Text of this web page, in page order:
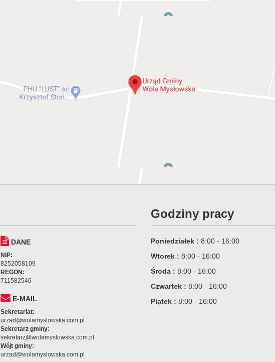
DANE
NIP:
8252058109
REGON:
711582546
E-MAIL
Sekretariat:
urzad@wolamyslowska.com.pl
Sekretarz gminy:
sekretarz@wolamyslowska.com.pl
Wójt gminy:
urzad@wolamyslowska.com.pl
Godziny pracy
Poniedziałek : 8:00 - 16:00
Wtorek : 8:00 - 16:00
Środa : 8:00 - 16:00
Czwartek : 8:00 - 16:00
Piątek : 8:00 - 16:00